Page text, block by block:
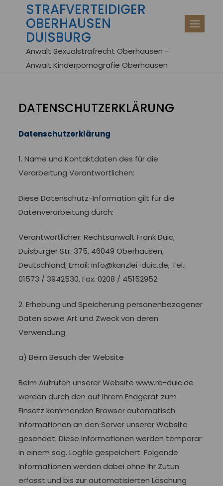
content
STRAFVERTEIDIGER
OBERHAUSEN
DUISBURG
Anwalt Sexualstrafrecht Oberhausen –
Anwalt Kinderpornografie Oberhausen
DATENSCHUTZERKLÄRUNG
Datenschutzerklärung
1. Name und Kontaktdaten des für die
Verarbeitung Verantwortlichen:
Diese Datenschutz-Information gilt für die
Datenverarbeitung durch:
Verantwortlicher: Rechtsanwalt Frank Duic,
Duisburger Str. 375, 46049 Oberhausen,
Deutschland, Email: info@kanzlei-duic.de, Tel.:
01573 / 3942530, Fax: 0208 / 45152952.
2. Erhebung und Speicherung personenbezogener
Daten sowie Art und Zweck von deren
Verwendung
a) Beim Besuch der Website
Beim Aufrufen unserer Website www.ra-duic.de
werden durch den auf Ihrem Endgerät zum
Einsatz kommenden Browser automatisch
Informationen an den Server unserer Website
gesendet. Diese Informationen werden temporär
in einem sog. Logfile gespeichert. Folgende
Informationen werden dabei ohne Ihr Zutun
erfasst und bis zur automatisierten Löschung